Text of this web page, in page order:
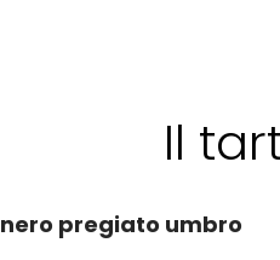
Il
pregiato umbro